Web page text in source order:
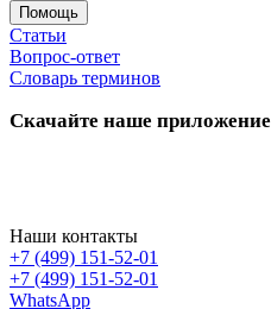
Помощь
Статьи
Вопрос-ответ
Словарь терминов
Скачайте наше приложение
Наши контакты
+7 (499) 151-52-01
+7 (499) 151-52-01
WhatsApp